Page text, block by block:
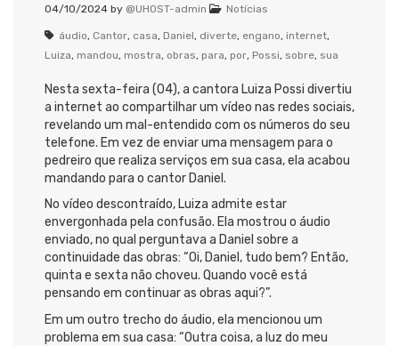
04/10/2024 by @UHOST-admin Notícias
áudio, Cantor, casa, Daniel, diverte, engano, internet,
Luiza, mandou, mostra, obras, para, por, Possi, sobre, sua
Nesta sexta-feira (04), a cantora Luiza Possi divertiu
a internet ao compartilhar um vídeo nas redes sociais,
revelando um mal-entendido com os números do seu
telefone. Em vez de enviar uma mensagem para o
pedreiro que realiza serviços em sua casa, ela acabou
mandando para o cantor Daniel.
No vídeo descontraído, Luiza admite estar
envergonhada pela confusão. Ela mostrou o áudio
enviado, no qual perguntava a Daniel sobre a
continuidade das obras: “Oi, Daniel, tudo bem? Então,
quinta e sexta não choveu. Quando você está
pensando em continuar as obras aqui?”.
Em um outro trecho do áudio, ela mencionou um
problema em sua casa: “Outra coisa, a luz do meu